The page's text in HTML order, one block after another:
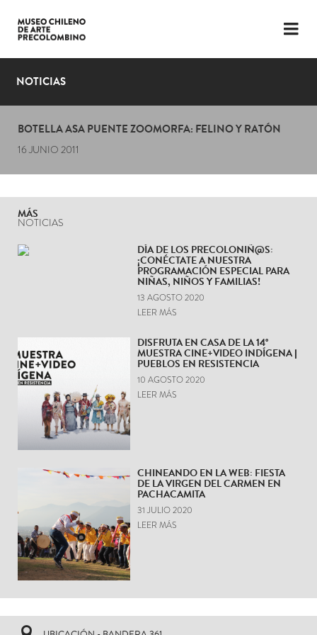
LENGUAJE
PLANIFICA TU VISITA
EXPOSICIONES
EL MUSEO
NOTICIAS
NOTICIAS
BOTELLA ASA PUENTE ZOOMORFA: FELINO Y RATÓN
16 JUNIO 2011
MÁS
NOTICIAS
DÍA DE LOS PRECOLONIÑ@S:
¡CONÉCTATE A NUESTRA
PROGRAMACIÓN ESPECIAL PARA
NIÑAS, NIÑOS Y FAMILIAS!
13 AGOSTO 2020
LEER MÁS
DISFRUTA EN CASA DE LA 14°
MUESTRA CINE+VIDEO INDÍGENA |
PUEBLOS EN RESISTENCIA
10 AGOSTO 2020
LEER MÁS
CHINEANDO EN LA WEB: FIESTA
DE LA VIRGEN DEL CARMEN EN
PACHACAMITA
31 JULIO 2020
LEER MÁS